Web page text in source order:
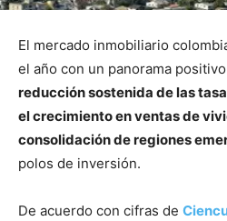
El mercado inmobiliario
el año con un panorama
reducción sostenida de las
el crecimiento en ventas de
consolidación de regiones
polos de inversión.
De acuerdo con cifras de